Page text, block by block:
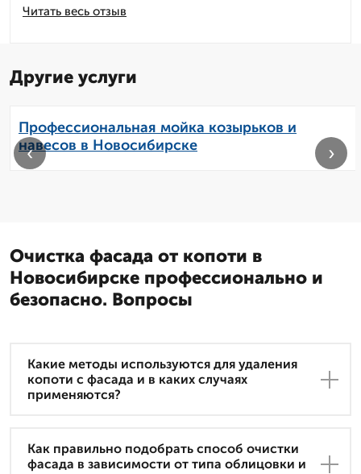
Читать весь отзыв
Другие услуги
Профессиональная мойка козырьков и
навесов в Новосибирске
‹ ›
Очистка фасада от копоти в
Новосибирске профессионально и
безопасно. Вопросы
Какие методы используются для удаления
копоти с фасада и в каких случаях
применяются?
Как правильно подобрать способ очистки
фасада в зависимости от типа облицовки и